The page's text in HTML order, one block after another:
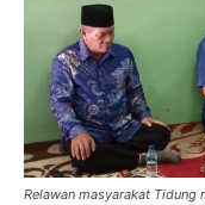
Relawan masyarakat Tidung